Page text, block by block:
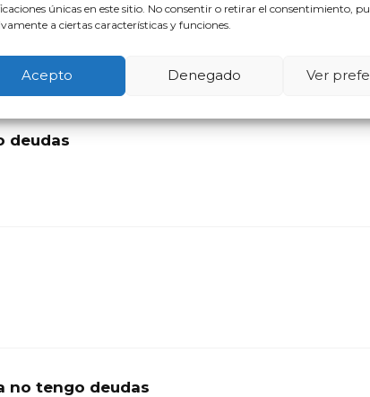
únicas en este sitio. No consentir o retirar el consentimiento,
a ciertas características y funciones.
Acepto Denegado Ver
deudas
no tengo deudas